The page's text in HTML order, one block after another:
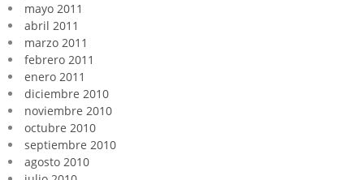
mayo 2011
abril 2011
marzo 2011
febrero 2011
enero 2011
diciembre 2010
noviembre 2010
octubre 2010
septiembre 2010
agosto 2010